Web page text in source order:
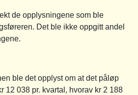
de opplysningene som ble
Det ble ikke oppgitt andel
ble det opplyst om at det påløp
12 038 pr. kvartal, hvorav kr 2 188